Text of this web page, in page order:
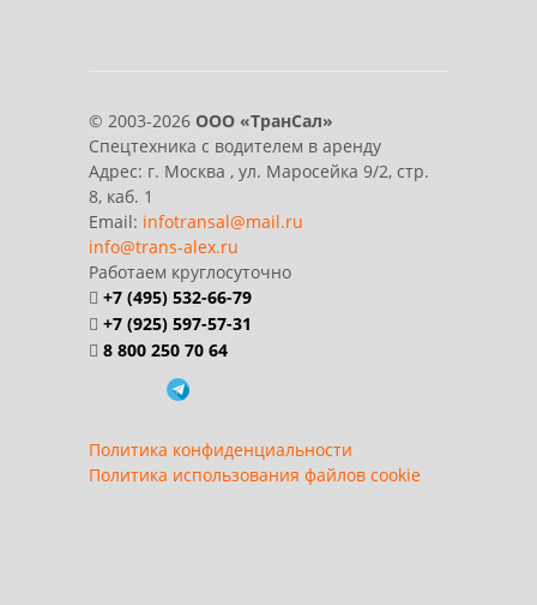
© 2003-2026 ООО «ТранСал»
Спецтехника с водителем в аренду
Адрес: г. Москва , ул. Маросейка 9/2, стр.
8, каб. 1
Email: infotransal@mail.ru
info@trans-alex.ru
Работаем круглосуточно
+7 (495) 532-66-79
+7 (925) 597-57-31
8 800 250 70 64
Политика конфиденциальности
Политика использования файлов cookie